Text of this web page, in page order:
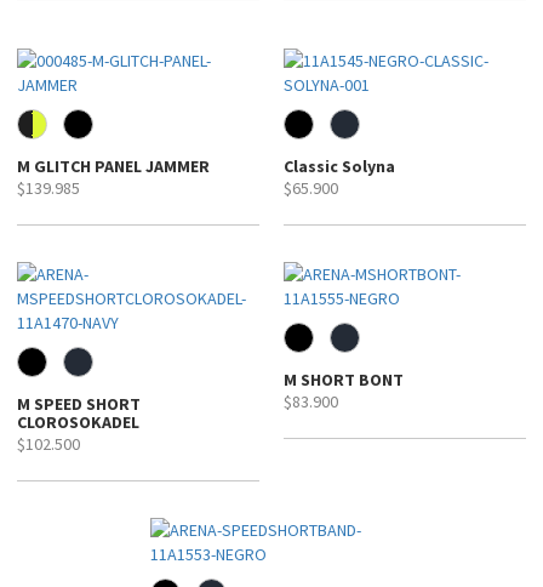
M GLITCH PANEL JAMMER
$139.985
Classic Solyna
$65.900
M SPEED SHORT
CLOROSOKADEL
$102.500
M SHORT BONT
$83.900